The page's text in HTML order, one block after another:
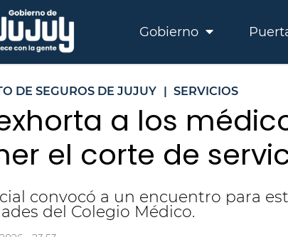
Gobierno
DE SEGUROS DE JUJUY | SERVICIOS
exhorta a los
el corte de
convocó a un encuentro para
del Colegio Médico.